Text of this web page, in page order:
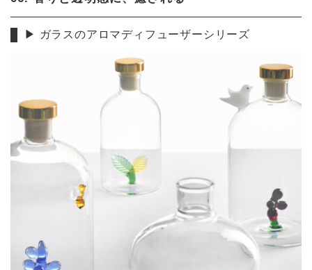
▶︎ ガラスのアロマディフューザーシリーズ